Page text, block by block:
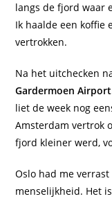
langs de fjord waar
Ik haalde een koffie
vertrokken.
Na het uitchecken
Gardermoen Airport
liet de week nog
Amsterdam vertrok
fjord kleiner werd,
Oslo had me
menselijkheid. Het